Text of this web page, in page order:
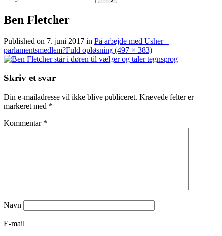
efter:
Ben Fletcher
Published on 7. juni 2017 in På arbejde med Usher –
parlamentsmedlem?Fuld opløsning (497 × 383)
Skriv et svar
Din e-mailadresse vil ikke blive publiceret. Krævede felter er
markeret med *
Kommentar *
Navn
E-mail